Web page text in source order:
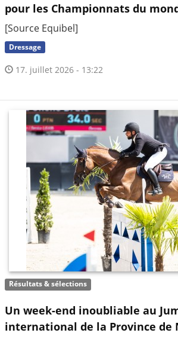
pour les Championnats du
[Source Equibel]
Dressage
17. juillet 2026 - 13:22
Résultats & sélections
Un week-end inoubliable au
international de la Province de